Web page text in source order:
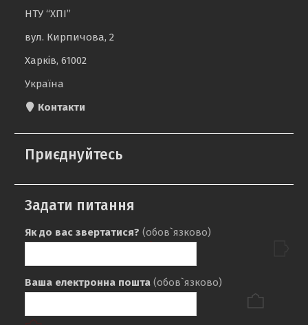
НТУ “ХПІ”
вул. Кирпичова, 2
Харків, 61002
Україна
Контакти
Приєднуйтесь
Задати питання
Як до вас звертатися? (обов`язково)
Ваша електронна пошта (обов`язково)